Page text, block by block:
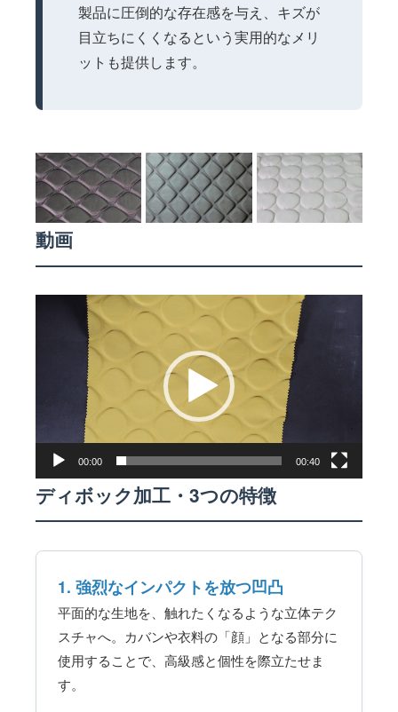
製品に圧倒的な存在感を与え、キズが
目立ちにくくなるという実用的なメリ
ットも提供します。
動画
ー
00:00 00:40
ディボック加工・3つの特徴
1. 強烈なインパクトを放つ凹凸
平面的な生地を、触れたくなるような立体テク
スチャへ。カバンや衣料の「顔」となる部分に
使用することで、高級感と個性を際立たせま
す。